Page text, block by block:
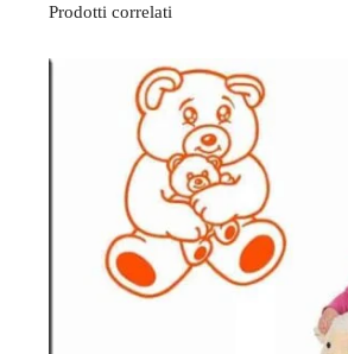
essere
pagina
prodotto
Prodotti correlati